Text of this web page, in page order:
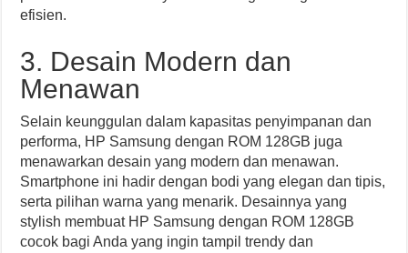
efisien.
3. Desain Modern dan
Menawan
Selain keunggulan dalam kapasitas penyimpanan dan
performa, HP Samsung dengan ROM 128GB juga
menawarkan desain yang modern dan menawan.
Smartphone ini hadir dengan bodi yang elegan dan tipis,
serta pilihan warna yang menarik. Desainnya yang
stylish membuat HP Samsung dengan ROM 128GB
cocok bagi Anda yang ingin tampil trendy dan